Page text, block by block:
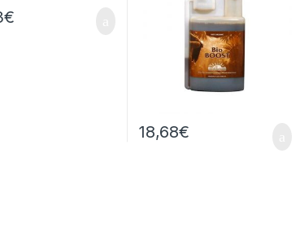
€
18,68€